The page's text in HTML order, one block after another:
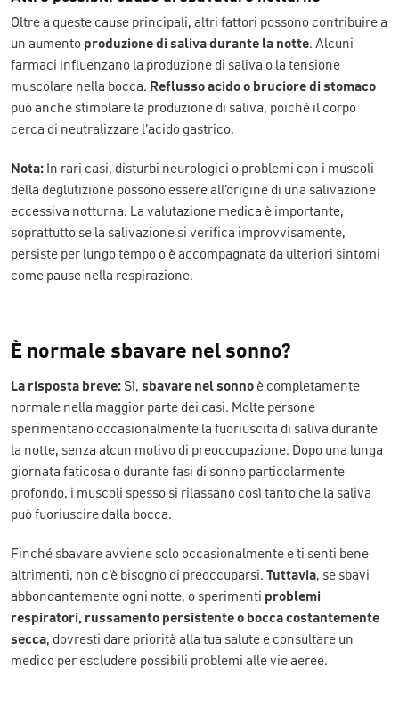
Oltre a queste cause principali, altri fattori possono contribuire a
un aumento produzione di saliva durante la notte. Alcuni
farmaci influenzano la produzione di saliva o la tensione
muscolare nella bocca. Reflusso acido o bruciore di stomaco
può anche stimolare la produzione di saliva, poiché il corpo
cerca di neutralizzare l'acido gastrico.
Nota: In rari casi, disturbi neurologici o problemi con i muscoli
della deglutizione possono essere all'origine di una salivazione
eccessiva notturna. La valutazione medica è importante,
soprattutto se la salivazione si verifica improvvisamente,
persiste per lungo tempo o è accompagnata da ulteriori sintomi
come pause nella respirazione.
È normale sbavare nel sonno?
La risposta breve: Sì, sbavare nel sonno è completamente
normale nella maggior parte dei casi. Molte persone
sperimentano occasionalmente la fuoriuscita di saliva durante
la notte, senza alcun motivo di preoccupazione. Dopo una lunga
giornata faticosa o durante fasi di sonno particolarmente
profondo, i muscoli spesso si rilassano così tanto che la saliva
può fuoriuscire dalla bocca.
Finché sbavare avviene solo occasionalmente e ti senti bene
altrimenti, non c'è bisogno di preoccuparsi. Tuttavia, se sbavi
abbondantemente ogni notte, o sperimenti problemi
respiratori, russamento persistente o bocca costantemente
secca, dovresti dare priorità alla tua salute e consultare un
medico per escludere possibili problemi alle vie aeree.